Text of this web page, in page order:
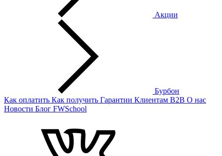
Акции
Бурбон
Как оплатить Как получить Гарантии Клиентам B2B О нас
Новости Блог FWSchool